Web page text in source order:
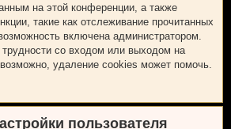
на этой конференции, а также
такие как отслеживание прочитанных
включена администратором.
со входом или выходом на
удаление cookies может помочь.
пользователя